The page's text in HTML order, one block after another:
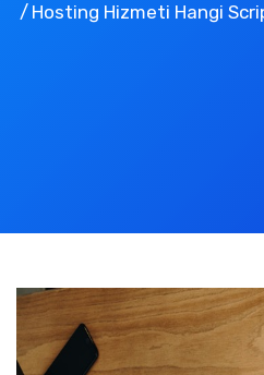
Hosting Hizmeti Hangi